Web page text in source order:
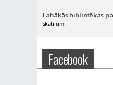
Labākās bibliotēkas
skatījumi
Facebook